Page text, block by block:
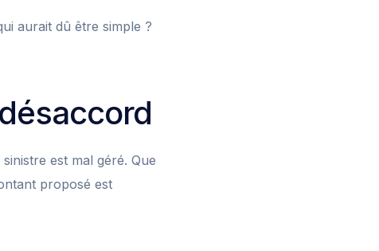
aurait dû être simple ?
est mal géré. Que
proposé est